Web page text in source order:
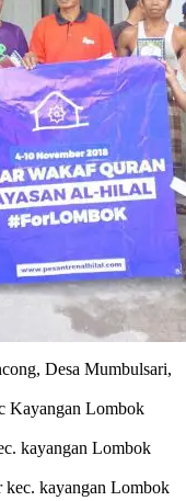
Desa Mumbulsari,
Kayangan Lombok
kayangan Lombok
kec. kayangan Lombok